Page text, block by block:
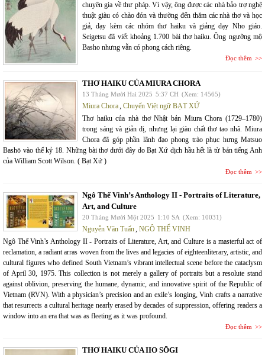
chuyên gia về thư pháp. Vì vậy, ông được các nhà bảo trợ nghệ
thuật giàu có chào đón và thường đến thăm các nhà thơ và học
giả, dạy kèm các nhóm thơ haiku và giảng dạy Nho giáo.
Seigetsu đã viết khoảng 1.700 bài thơ haiku. Ông ngưỡng mộ
Basho nhưng vẫn có phong cách riêng.
Đọc thêm
THƠ HAIKU CỦA MIURA CHORA
13 Tháng Mười Hai 2025 5:37 CH (Xem: 14565)
Miura Chora, Chuyển Việt ngữ BẠT XỨ
Thơ haiku của nhà thơ Nhật bản Miura Chora (1729–1780)
trong sáng và giản dị, nhưng lại giàu chất thơ tao nhã. Miura
Chora đã góp phần lãnh đạo phong trào phục hưng Matsuo
Bashō vào thế kỷ 18. Những bài thơ dưới đây do Bạt Xứ dịch hầu hết là từ bản tiếng Anh
của William Scott Wilson. ( Bạt Xứ )
Đọc thêm
Ngô Thế Vinh’s Anthology II - Portraits of Literature,
Art, and Culture
20 Tháng Mười Một 2025 1:10 SA (Xem: 10031)
Nguyễn Văn Tuấn, NGÔ THẾ VINH
Ngô Thế Vinh’s Anthology II - Portraits of Literature, Art, and Culture is a masterful act of
reclamation, a radiant arras woven from the lives and legacies of eighteenliterary, artistic, and
cultural figures who defined South Vietnam’s vibrant intellectual scene before the cataclysm
of April 30, 1975. This collection is not merely a gallery of portraits but a resolute stand
against oblivion, preserving the humane, dynamic, and innovative spirit of the Republic of
Vietnam (RVN). With a physician’s precision and an exile’s longing, Vinh crafts a narrative
that resurrects a cultural heritage nearly erased by decades of suppression, offering readers a
window into an era that was as fleeting as it was profound.
Đọc thêm
THƠ HAIKU CỦA IIO SŌGI